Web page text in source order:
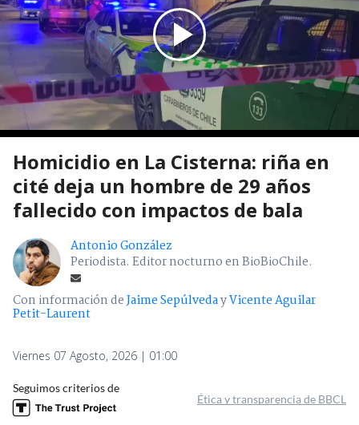
Homicidio en La Cisterna: riña en
cité deja un hombre de 29 años
fallecido con impactos de bala
Antonio González
Periodista. Editor nocturno en BioBioChile.
Con información deJaime SepúlvedayVicente Aguilar
Petit-Laurent
Viernes 07 Agosto, 2026 | 01:00
Seguimos criterios de
Ética y transparencia de BBCL